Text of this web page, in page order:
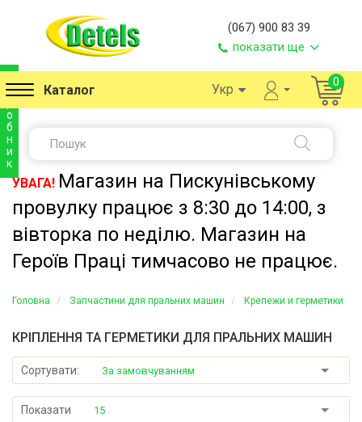
(067) 900 83 39
показати ще
Каталог Укр 0
УВАГА! Магазин на Пискунівському
провулку працює з 8:30 до 14:00, з
вівторка по неділю. Магазин на
Героїв Праці тимчасово не працює.
Головна Запчастини для пральних машин Крепежи и герметики
КРІПЛЕННЯ ТА ГЕРМЕТИКИ ДЛЯ ПРАЛЬНИХ МАШИН
Сортувати: За замовчуванням
Показати 15
и
о
б
н
и
к